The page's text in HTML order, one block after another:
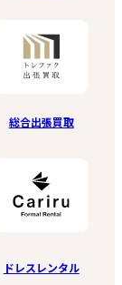
総合出張買取
ドレスレンタル